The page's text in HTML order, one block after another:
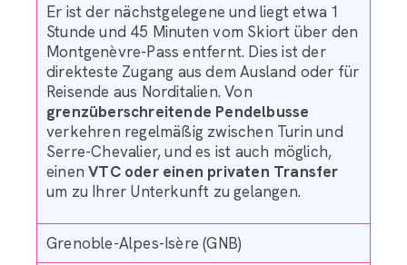
Er ist der nächstgelegene und liegt etwa 1
Stunde und 45 Minuten vom Skiort über den
Montgenèvre-Pass entfernt. Dies ist der
direkteste Zugang aus dem Ausland oder für
Reisende aus Norditalien. Von
grenzüberschreitende Pendelbusse
verkehren regelmäßig zwischen Turin und
Serre-Chevalier, und es ist auch möglich,
einenVTC oder einen privaten Transfer
um zu Ihrer Unterkunft zu gelangen.
Grenoble-Alpes-Isère (GNB)